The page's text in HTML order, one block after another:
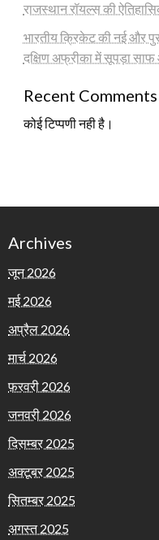
राजस्थान रॉयल्स की
भारतीय क्रिकेट की नई और
दक्षिण अफ्रीका में सूपड़ा
Recent Comments
कोई टिप्पणी नही है।
Archives
जून 2026
मई 2026
अप्रैल 2026
मार्च 2026
फ़रवरी 2026
जनवरी 2026
दिसम्बर 2025
अक्टूबर 2025
सितम्बर 2025
अगस्त 2025